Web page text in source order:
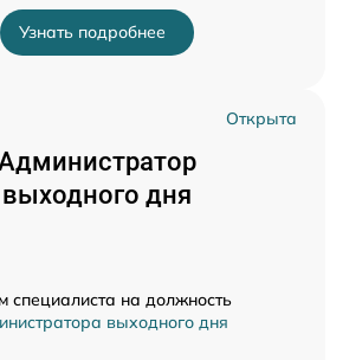
Узнать подробнее
Открыта
выходного дня
специалиста на должность
выходного дня